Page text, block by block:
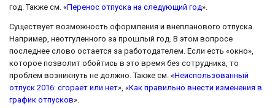
год. Также см. «Перенос отпуска на следующий год».
Существует возможность оформления и внепланового отпуска.
Например, неотгуленного за прошлый год. В этом вопросе
последнее слово остается за работодателем. Если есть «окно»,
которое позволит обойтись в это время без сотрудника, то
проблем возникнуть не должно. Также см. «Неиспользованный
отпуск 2016: сгорает или нет», «Как правильно внести изменения в
график отпусков».